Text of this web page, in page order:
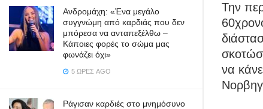
Ανδρομάχη: «Ένα μεγάλο
συγγνώμη από καρδιάς που δεν
μπόρεσα να ανταπεξέλθω –
Κάποιες φορές το σώμα μας
φωνάζει όχι»
5 ΏΡΕΣ AGO
Ράγισαν καρδιές στο μνημόσυνο
Την
να